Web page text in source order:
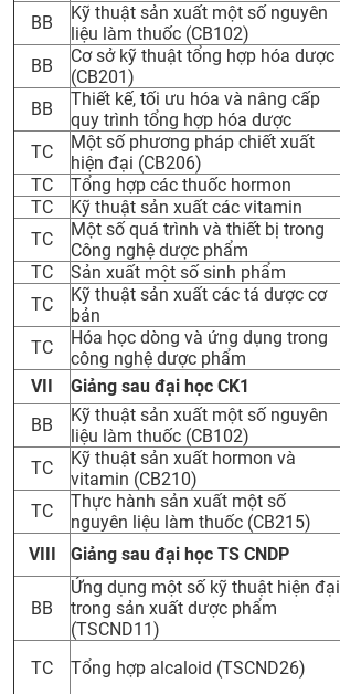
BB
Kỹ thuật sản xuất một số nguyên
liệu làm thuốc (CB102)
BB
Cơ sở kỹ thuật tổng hợp hóa dược
(CB201)
BB
Thiết kế, tối ưu hóa và nâng cấp
quy trình tổng hợp hóa dược
TC
Một số phương pháp chiết xuất
hiện đại (CB206)
TC
Tổng hợp các thuốc hormon
TC
Kỹ thuật sản xuất các vitamin
TC
Một số quá trình và thiết bị trong
Công nghệ dược phẩm
TC
Sản xuất một số sinh phẩm
TC
Kỹ thuật sản xuất các tá dược cơ
bản
TC
Hóa học dòng và ứng dụng trong
công nghệ dược phẩm
VII
Giảng sau đại học CK1
BB
Kỹ thuật sản xuất một số nguyên
liệu làm thuốc (CB102)
TC
Kỹ thuật sản xuất hormon và
vitamin (CB210)
TC
Thực hành sản xuất một số
nguyên liệu làm thuốc (CB215)
VIII Giảng sau đại học TS CNDP
BB
Ứng dụng một số kỹ thuật hiện đại
trong sản xuất dược phẩm
(TSCND11)
TC Tổng hợp alcaloid (TSCND26)